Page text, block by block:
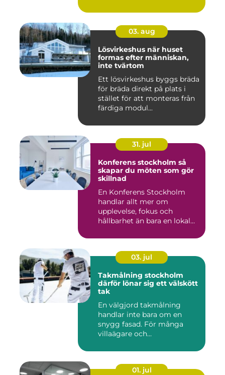
03. aug
Lösvirkeshus när huset
formas efter människan,
inte tvärtom
Ett lösvirkeshus byggs bräda
för bräda direkt på plats i
stället för att monteras från
färdiga modul...
31. jul
Konferens stockholm så
skapar du möten som gör
skillnad
En Konferens Stockholm
handlar allt mer om
upplevelse, fokus och
hållbarhet än bara en lokal
03. jul
Takmålning stockholm
därför lönar sig ett välskött
tak
En välgjord takmålning
handlar inte bara om en
snygg fasad. För många
villaägare och
01. jul